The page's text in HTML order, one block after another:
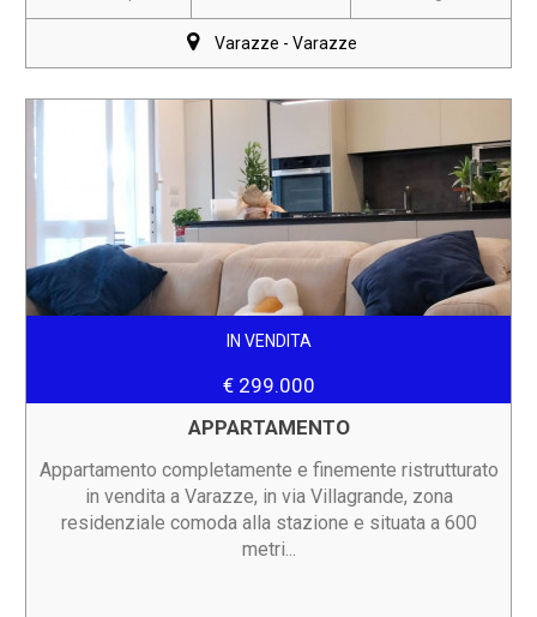
Varazze - Varazze
IN VENDITA
€ 299.000
APPARTAMENTO
Appartamento completamente e finemente ristrutturato
in vendita a Varazze, in via Villagrande, zona
residenziale comoda alla stazione e situata a 600
metri...